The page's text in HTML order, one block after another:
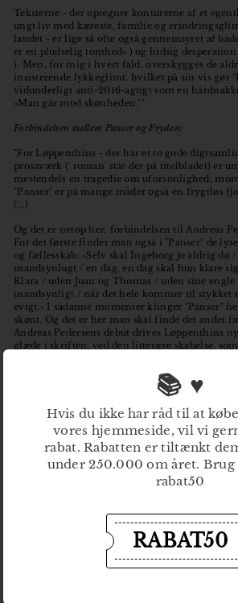
Teksterne - der optegner konturerne af et
ungt liv med kæreste, familie og
landet - er lige så ofte også gennemsyret af
er en pludselig tomhed« ) og hidsig desperation
). Men, for mig i hvert fald, overskygges de
insisterende lykkeglimt, hvilket på sin vis gør
vidunderligt anti-2016-agtigt som en
»Man går mod skønheden.""
Forbindelsen mellem Panser og Fryden:
"For Løppenthins - der har et to gode
prosaværk (' roman' står der på titelbladet) er
mestendels en tragedie om uforsonlighed,
"Panser" er på mange måder også en frygtløs
(...)
Og det er netop her, forbindelsen til Andreas
For det første finder man også i "Panser" de
og fællesskab: »Selv skal Ingeborg jo aldrig dø
usandsynlugt / en dag, en dag skal hun klare
Klara / uden Juan og Thomas / uden sine
usandsynligt / når det hele kommer til stykket
evigt.« I sådanne momenter klinger "Panser"
skønt. Og det er her man skal finde det andet
Andreas Pedersens debut drives Løppenthins
glæde i skriften, ved den litterære skabelse, som
2016' s bedste danske udgivelser."📚 ♥
Hvis du ikke har råd til at
vores hjemmeside, vil vi
rabat. Rabatten er tiltænkt
under 250.000 om året. Brug
rabat50
RABAT50